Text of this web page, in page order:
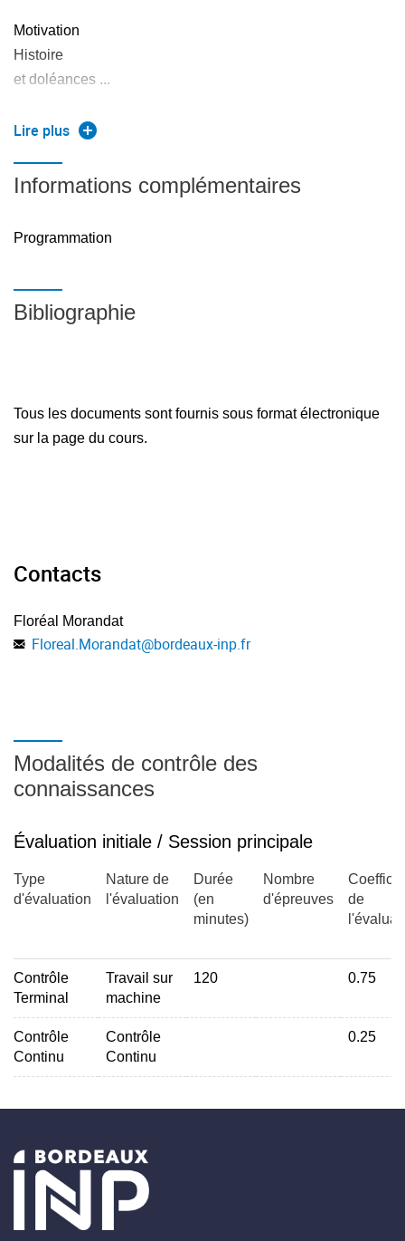
Motivation
Histoire
et doléances ...
La trilogie : Type / Expression / Instruction
Fonctions
Tableaux
Structure conditionnelle
Représentation des nombres
printf
Taille des 'objets'
Lire plus
Informations complémentaires
Programmation
Bibliographie
Tous les documents sont fournis sous format électronique
sur la page du cours.
Contacts
Floréal Morandat
Floreal.Morandat@bordeaux-inp.fr
Modalités de contrôle des
connaissances
Évaluation initiale / Session principale
Type
d'évaluation
Nature de
l'évaluation
Durée
(en
minutes)
Nombre
d'épreuves
de
Contrôle
Terminal
Travail sur
machine
120 0.75
Contrôle
Continu
Contrôle
Continu
0.25